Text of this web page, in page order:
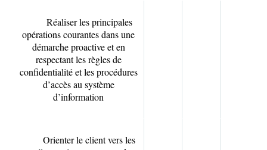
Réaliser les principales
opérations courantes dans une
démarche proactive et en
respectant les règles de
confidentialité et les procédures
d’accès au système
d’information
Orienter le client vers les